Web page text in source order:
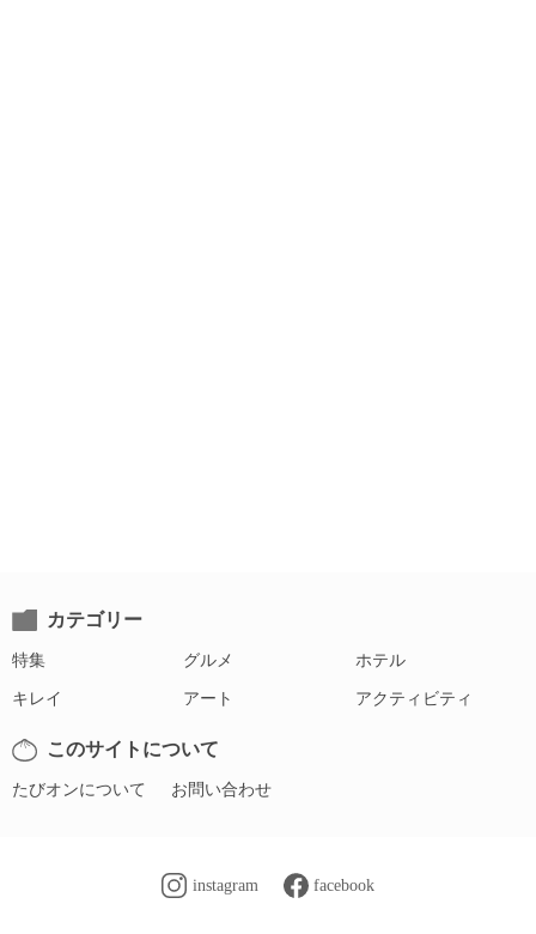
カテゴリー
特集 グルメ ホテル
キレイ アート アクティビティ
このサイトについて
たびオンについて お問い合わせ
instagram facebook